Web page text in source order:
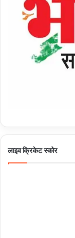
लाइव क्रिकेट स्कोर